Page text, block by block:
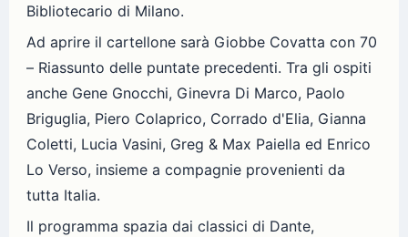
Bibliotecario di Milano.
Ad aprire il cartellone sarà Giobbe Covatta con 70
– Riassunto delle puntate precedenti. Tra gli ospiti
anche Gene Gnocchi, Ginevra Di Marco, Paolo
Briguglia, Piero Colaprico, Corrado d'Elia, Gianna
Coletti, Lucia Vasini, Greg & Max Paiella ed Enrico
Lo Verso, insieme a compagnie provenienti da
tutta Italia.
Il programma spazia dai classici di Dante,